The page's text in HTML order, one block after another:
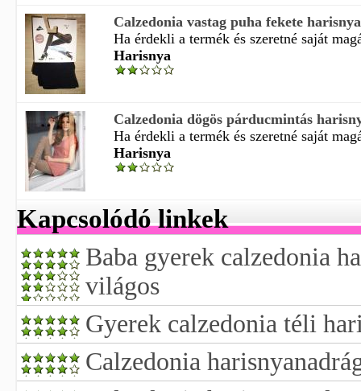
Calzedonia vastag puha fekete
Ha érdekli a termék és szeretné saját
Harisnya
Calzedonia dögös párducmintás
Ha érdekli a termék és szeretné saját
Harisnya
Kapcsolódó linkek
Baba gyerek calzedonia
világos
Gyerek calzedonia téli
Calzedonia